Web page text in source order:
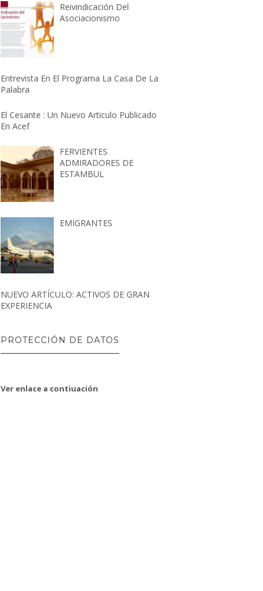
Reivindicación Del
Asociacionismo
Entrevista En El Programa La Casa De La
Palabra
El Cesante : Un Nuevo Articulo Publicado
En Acef
FERVIENTES
ADMIRADORES DE
ESTAMBUL
EMIGRANTES
NUEVO ARTÍCULO: ACTIVOS DE GRAN
EXPERIENCIA
PROTECCIÓN DE DATOS
Ver enlace a contiuación